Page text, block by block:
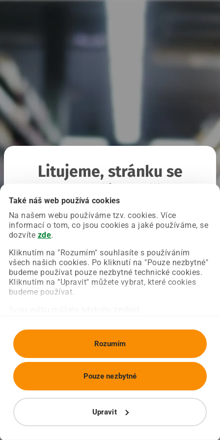
Také náš web používá cookies
Na našem webu používáme tzv. cookies. Více
informací o tom, co jsou cookies a jaké používáme, se
dozvíte zde.
Kliknutím na "Rozumím" souhlasíte s používáním
všech našich cookies. Po kliknutí na "Pouze nezbytné"
budeme používat pouze nezbytné technické cookies.
Kliknutím na "Upravit" můžete vybrat, které cookies
budeme používat.
Rozumím
Upravit
Pouze nezbytné
Litujeme, stránku se
Chyba nastala na naší straně a už ji opravujeme.
Zkuste prosím znovu načíst požadovanou stránku.
Obnovit stránku Úvodní strana